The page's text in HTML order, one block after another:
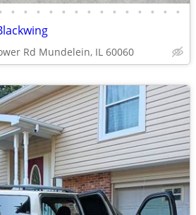
• • • • • • • • • • • • • •
Rd Mundelein, IL 60060